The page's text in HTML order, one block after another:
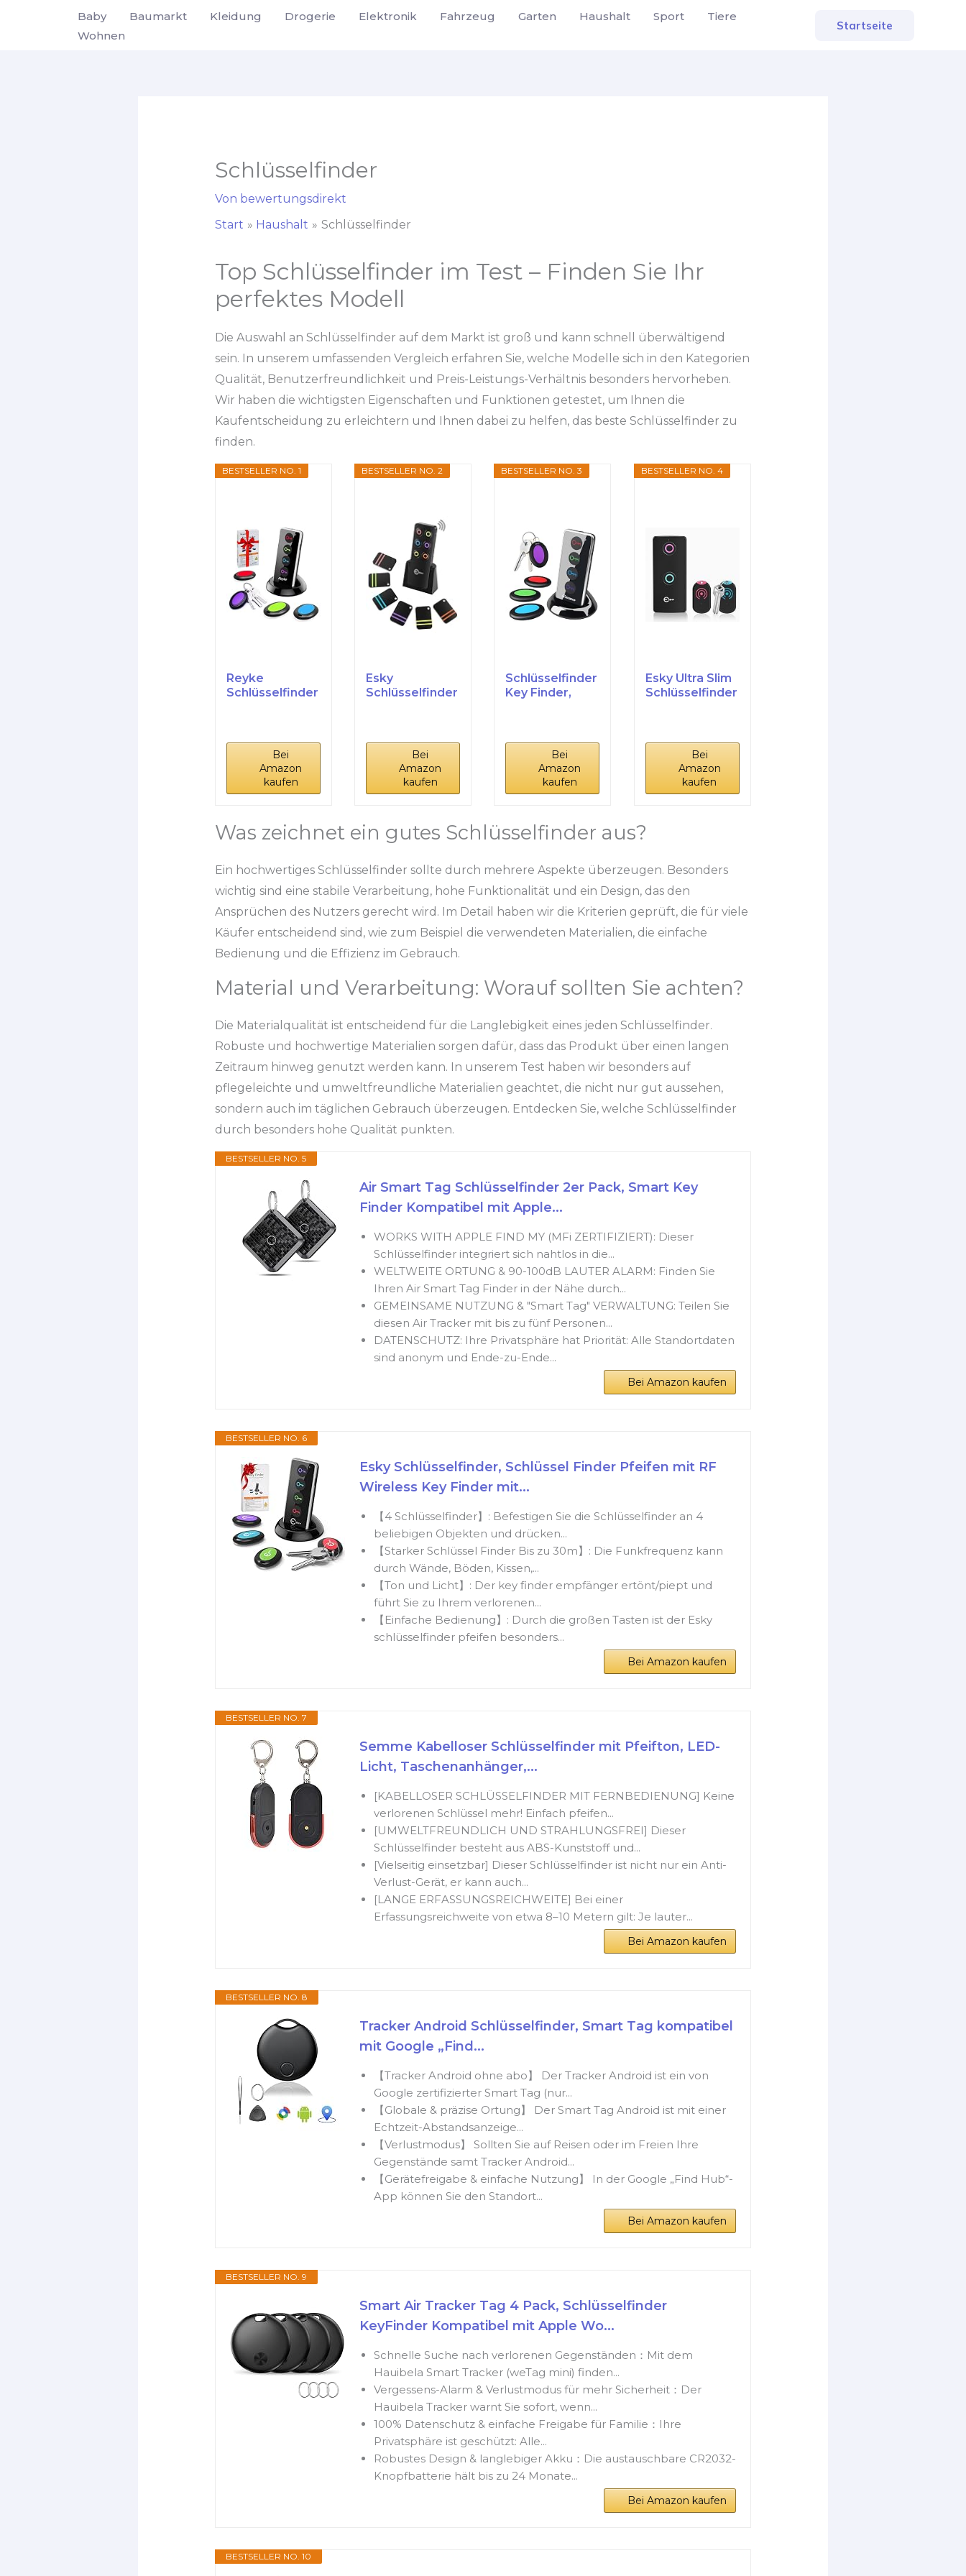
Baby Baumarkt Kleidung Drogerie Elektronik Fahrzeug Garten Haushalt Sport
Tiere
Wohnen
Startseite
Schlüsselfinder
Von bewertungsdirekt
Start
Haushalt Schlüsselfinder
Top Schlüsselfinder im Test – Finden Sie Ihr
perfektes Modell
Die Auswahl an Schlüsselfinder auf dem Markt ist groß und kann schnell überwältigend
sein. In unserem umfassenden Vergleich erfahren Sie, welche Modelle sich in den Kategorien
Qualität, Benutzerfreundlichkeit und Preis-Leistungs-Verhältnis besonders hervorheben.
Wir haben die wichtigsten Eigenschaften und Funktionen getestet, um Ihnen die
Kaufentscheidung zu erleichtern und Ihnen dabei zu helfen, das beste Schlüsselfinder zu
finden.
BESTSELLER NO. 1
Reyke
Schlüsselfinder
Bei
Amazon
kaufen
BESTSELLER NO. 2
Esky
Schlüsselfinder
Bei
Amazon
kaufen
BESTSELLER NO. 3
Schlüsselfinder
Key Finder,
Bei
Amazon
kaufen
BESTSELLER NO. 4
Esky Ultra Slim
Schlüsselfinder
Bei
Amazon
kaufen
Was zeichnet ein gutes Schlüsselfinder aus?
Ein hochwertiges Schlüsselfinder sollte durch mehrere Aspekte überzeugen. Besonders
wichtig sind eine stabile Verarbeitung, hohe Funktionalität und ein Design, das den
Ansprüchen des Nutzers gerecht wird. Im Detail haben wir die Kriterien geprüft, die für viele
Käufer entscheidend sind, wie zum Beispiel die verwendeten Materialien, die einfache
Bedienung und die Effizienz im Gebrauch.
Material und Verarbeitung: Worauf sollten Sie achten?
Die Materialqualität ist entscheidend für die Langlebigkeit eines jeden Schlüsselfinder.
Robuste und hochwertige Materialien sorgen dafür, dass das Produkt über einen langen
Zeitraum hinweg genutzt werden kann. In unserem Test haben wir besonders auf
pflegeleichte und umweltfreundliche Materialien geachtet, die nicht nur gut aussehen,
sondern auch im täglichen Gebrauch überzeugen. Entdecken Sie, welche Schlüsselfinder
durch besonders hohe Qualität punkten.
BESTSELLER NO. 5
Air Smart Tag Schlüsselfinder 2er Pack, Smart Key
Finder Kompatibel mit Apple...
WORKS WITH APPLE FIND MY (MFi ZERTIFIZIERT): Dieser
Schlüsselfinder integriert sich nahtlos in die...
WELTWEITE ORTUNG & 90-100dB LAUTER ALARM: Finden Sie
Ihren Air Smart Tag Finder in der Nähe durch...
GEMEINSAME NUTZUNG & "Smart Tag" VERWALTUNG: Teilen Sie
diesen Air Tracker mit bis zu fünf Personen...
DATENSCHUTZ: Ihre Privatsphäre hat Priorität: Alle Standortdaten
sind anonym und Ende-zu-Ende...
Bei Amazon kaufen
BESTSELLER NO. 6
Esky Schlüsselfinder, Schlüssel Finder Pfeifen mit RF
Wireless Key Finder mit...
【4 Schlüsselfinder】: Befestigen Sie die Schlüsselfinder an 4
beliebigen Objekten und drücken...
【Starker Schlüssel Finder Bis zu 30m】: Die Funkfrequenz kann
durch Wände, Böden, Kissen,...
【Ton und Licht】: Der key finder empfänger ertönt/piept und
führt Sie zu Ihrem verlorenen...
【Einfache Bedienung】: Durch die großen Tasten ist der Esky
schlüsselfinder pfeifen besonders...
Bei Amazon kaufen
BESTSELLER NO. 7
Semme Kabelloser Schlüsselfinder mit Pfeifton, LED-
Licht, Taschenanhänger,...
[KABELLOSER SCHLÜSSELFINDER MIT FERNBEDIENUNG] Keine
verlorenen Schlüssel mehr! Einfach pfeifen...
[UMWELTFREUNDLICH UND STRAHLUNGSFREI] Dieser
Schlüsselfinder besteht aus ABS-Kunststoff und...
[Vielseitig einsetzbar] Dieser Schlüsselfinder ist nicht nur ein Anti-
Verlust-Gerät, er kann auch...
[LANGE ERFASSUNGSREICHWEITE] Bei einer
Erfassungsreichweite von etwa 8–10 Metern gilt: Je lauter...
Bei Amazon kaufen
BESTSELLER NO. 8
Tracker Android Schlüsselfinder, Smart Tag kompatibel
mit Google „Find...
【Tracker Android ohne abo】 Der Tracker Android ist ein von
Google zertifizierter Smart Tag (nur...
【Globale & präzise Ortung】 Der Smart Tag Android ist mit einer
Echtzeit-Abstandsanzeige...
【Verlustmodus】 Sollten Sie auf Reisen oder im Freien Ihre
Gegenstände samt Tracker Android...
【Gerätefreigabe & einfache Nutzung】 In der Google „Find Hub“-
App können Sie den Standort...
Bei Amazon kaufen
BESTSELLER NO. 9
Smart Air Tracker Tag 4 Pack, Schlüsselfinder
KeyFinder Kompatibel mit Apple Wo...
Schnelle Suche nach verlorenen Gegenständen：Mit dem
Hauibela Smart Tracker (weTag mini) finden...
Vergessens-Alarm & Verlustmodus für mehr Sicherheit：Der
Hauibela Tracker warnt Sie sofort, wenn...
100% Datenschutz & einfache Freigabe für Familie：Ihre
Privatsphäre ist geschützt: Alle...
Robustes Design & langlebiger Akku：Die austauschbare CR2032-
Knopfbatterie hält bis zu 24 Monate...
Bei Amazon kaufen
BESTSELLER NO. 10